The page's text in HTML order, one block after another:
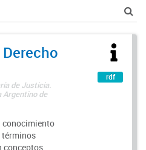
de Justicia.
Argentino de
conocimiento
términos
rdf